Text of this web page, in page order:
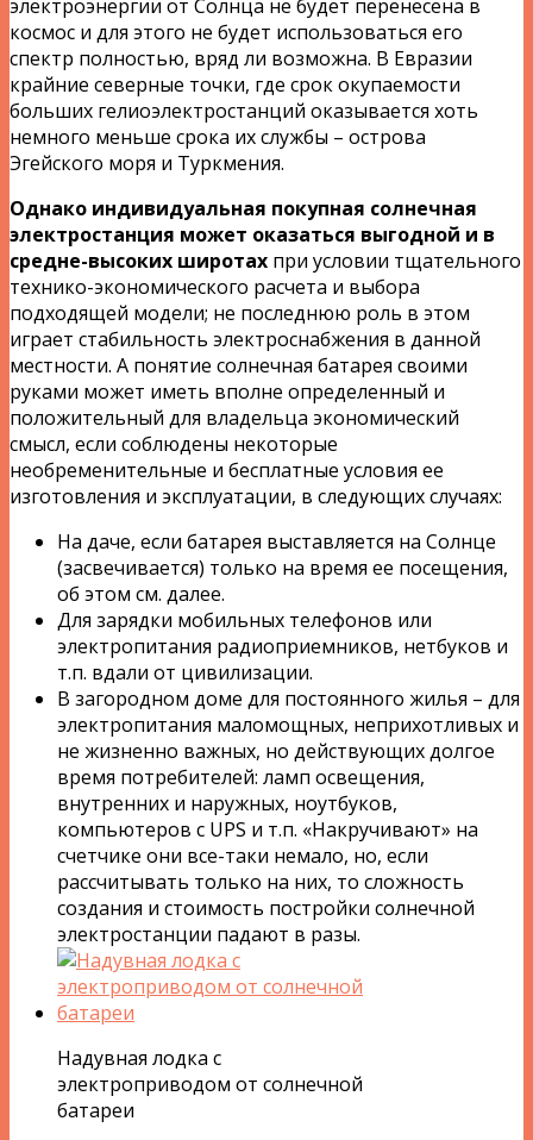
электроэнергии от Солнца не будет перенесена в
космос и для этого не будет использоваться его
спектр полностью, вряд ли возможна. В Евразии
крайние северные точки, где срок окупаемости
больших гелиоэлектростанций оказывается хоть
немного меньше срока их службы – острова
Эгейского моря и Туркмения.
Однако индивидуальная покупная солнечная
электростанция может оказаться выгодной и в
средне-высоких широтах при условии тщательного
технико-экономического расчета и выбора
подходящей модели; не последнюю роль в этом
играет стабильность электроснабжения в данной
местности. А понятие солнечная батарея своими
руками может иметь вполне определенный и
положительный для владельца экономический
смысл, если соблюдены некоторые
необременительные и бесплатные условия ее
изготовления и эксплуатации, в следующих случаях:
На даче, если батарея выставляется на Солнце
(засвечивается) только на время ее посещения,
об этом см. далее.
Для зарядки мобильных телефонов или
электропитания радиоприемников, нетбуков и
т.п. вдали от цивилизации.
В загородном доме для постоянного жилья – для
электропитания маломощных, неприхотливых и
не жизненно важных, но действующих долгое
время потребителей: ламп освещения,
внутренних и наружных, ноутбуков,
компьютеров с UPS и т.п. «Накручивают» на
счетчике они все-таки немало, но, если
рассчитывать только на них, то сложность
создания и стоимость постройки солнечной
электростанции падают в разы.
Надувная лодка с
электроприводом от солнечной
батареи